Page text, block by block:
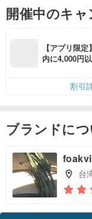
開催中のキ
【アプリ限
内に4,000円
割引
ブランドに
台